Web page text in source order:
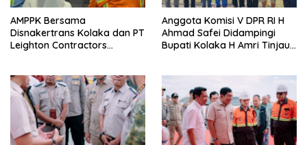
AMPPK Bersama
Disnakertrans Kolaka dan PT
Leighton Contractors
Anggota Komisi V DPR RI H
Ahmad Safei Didampingi
Bupati Kolaka H Amri Tinjau
Wundulako